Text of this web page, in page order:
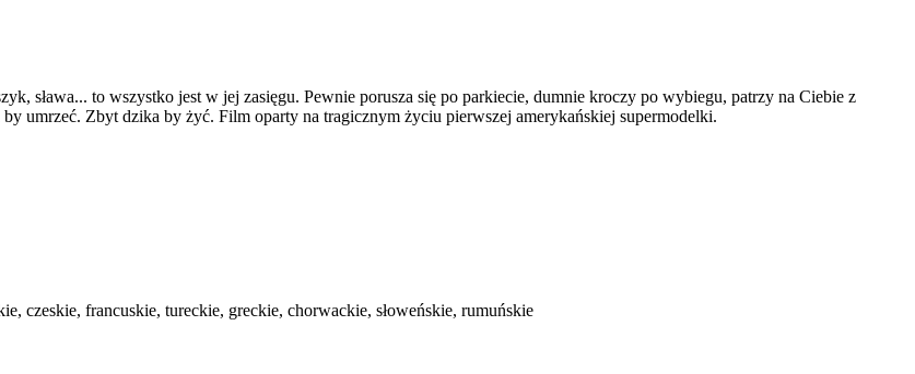
sława... to wszystko jest w jej zasięgu. Pewnie porusza się po parkiecie, dumnie kroczy po wybiegu, patrzy na Ciebie z
umrzeć. Zbyt dzika by żyć. Film oparty na tragicznym życiu pierwszej amerykańskiej supermodelki.
czeskie, francuskie, tureckie, greckie, chorwackie, słoweńskie, rumuńskie